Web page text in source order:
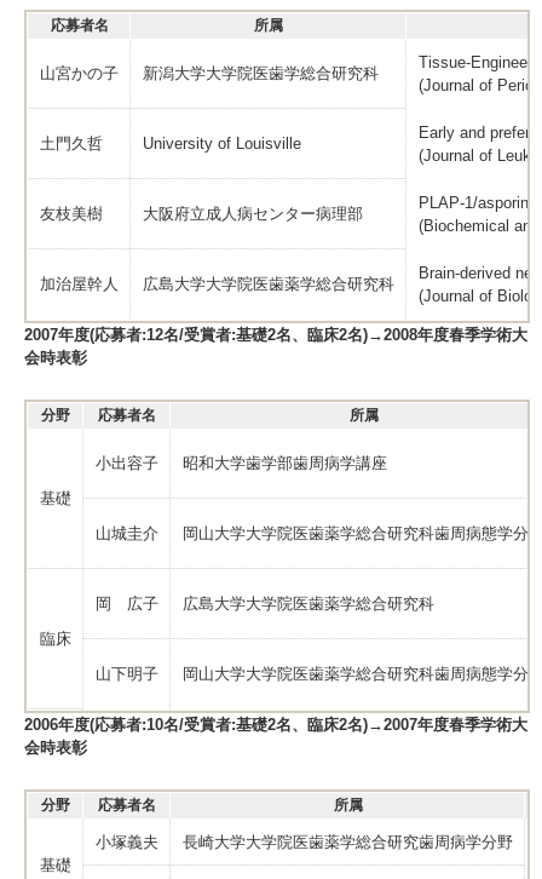
応募者名 所属
山宮かの子 新潟大学大学院医歯学総合研究科
Tissue-
(Journal of
土門久哲 University of Louisville
Early and
(Journal of
友枝美樹 大阪府立成人病センター病理部
PLAP-1/asporin
(Biochemical
加治屋幹人 広島大学大学院医歯薬学総合研究科
Brain-derived
(Journal of
2007年度(応募者:12名/受賞者:基礎2名、臨床2名)→2008年度春季学術大
会時表彰
分野 応募者名 所属
基礎
小出容子 昭和大学歯学部歯周病学講座
山城圭介 岡山大学大学院医歯薬学総合研究科歯周病態学分
臨床
岡 広子 広島大学大学院医歯薬学総合研究科
山下明子 岡山大学大学院医歯薬学総合研究科歯周病態学分
2006年度(応募者:10名/受賞者:基礎2名、臨床2名)→2007年度春季学術大
会時表彰
分野 応募者名 所属
基礎
小塚義夫 長崎大学大学院医歯薬学総合研究歯周病学分野